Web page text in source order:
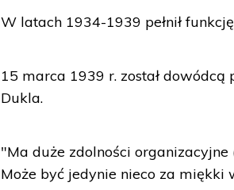
W latach 1934-1939 pełnił
15 marca 1939 r. został
Dukla.
"Ma duże zdolności
Może być jedynie nieco za miękki